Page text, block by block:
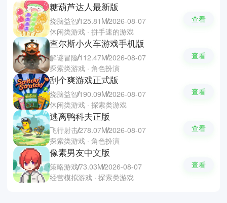
糖葫芦达人最新版
烧脑益智125.81M2026-08-07
休闲类游戏 · 拼手速的游戏
查看
查尔斯小火车游戏手机版
解谜冒险112.47M2026-08-07
探索类游戏 · 角色扮演
查看
刮个爽游戏正式版
烧脑益智190.09M2026-08-07
休闲类游戏 · 探索类游戏
查看
逃离鸭科夫正版
飞行射击278.07M2026-08-07
探索类游戏 · 角色扮演
查看
像素男友中文版
策略游戏73.03M2026-08-07
经营模拟游戏 · 探索类游戏
查看